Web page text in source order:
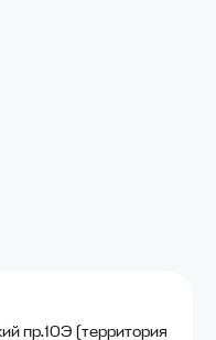
пр.10Э (территория